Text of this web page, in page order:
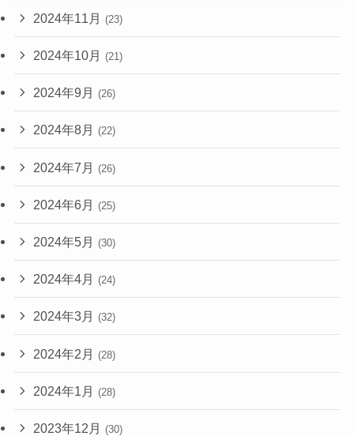
2024年11月 (23)
2024年10月 (21)
2024年9月 (26)
2024年8月 (22)
2024年7月 (26)
2024年6月 (25)
2024年5月 (30)
2024年4月 (24)
2024年3月 (32)
2024年2月 (28)
2024年1月 (28)
2023年12月 (30)